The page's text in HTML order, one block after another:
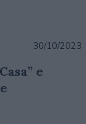
30/10/2023
e